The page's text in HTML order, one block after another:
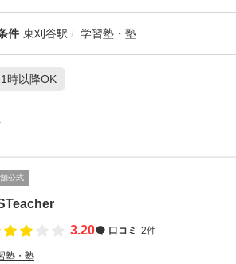
件 東刈谷駅 学習塾・塾
時以降OK
公式
3.20
口コミ 2件
塾・塾